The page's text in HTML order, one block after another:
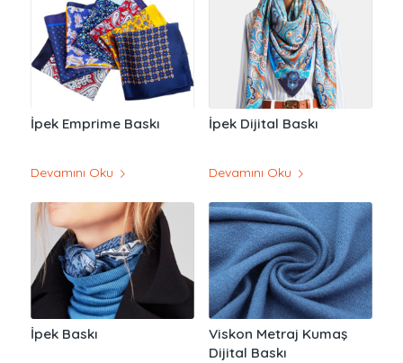
İpek Emprime Baskı
Devamını Oku
İpek Dijital Baskı
Devamını Oku
İpek Baskı
Viskon Metraj Kumaş
Dijital Baskı